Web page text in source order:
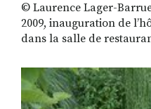
© Laurence Lager-
2009, inauguration de
dans la salle de
ondulant en premier
s’offre derrière les
Marcon, toujours très